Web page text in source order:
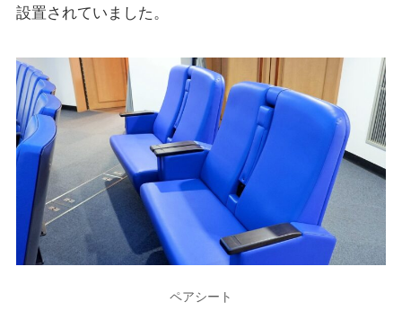
設置されていました。
ペアシート